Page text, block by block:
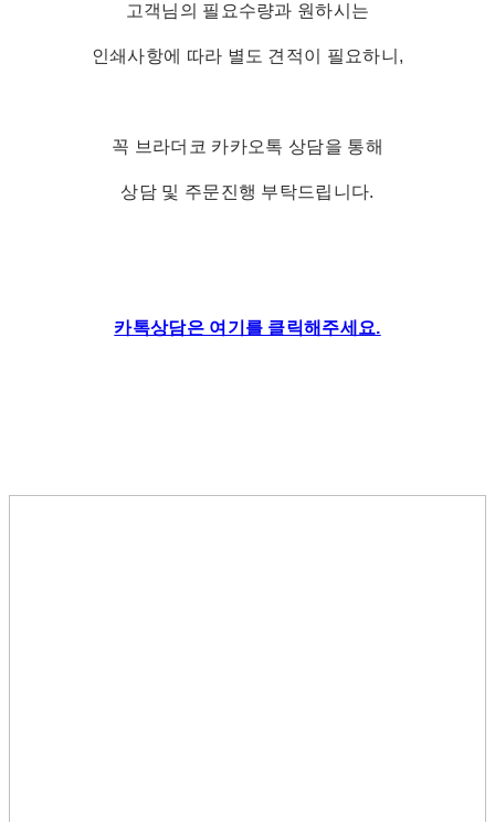
고객님의 필요수량과 원하시는
인쇄사항에 따라 별도 견적이 필요하니,
꼭 브라더코 카카오톡 상담을 통해
상담 및 주문진행 부탁드립니다.
카톡상담은 여기를 클릭해주세요.